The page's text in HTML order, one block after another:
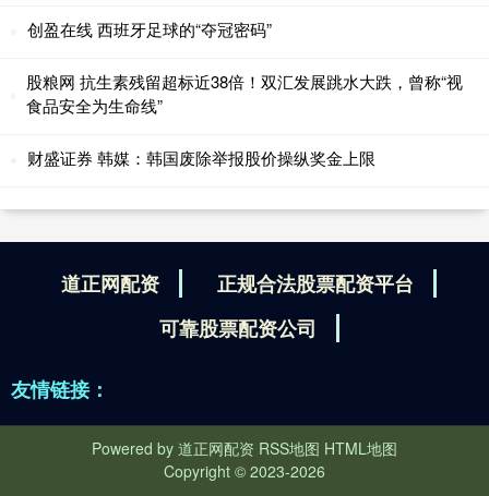
创盈在线 西班牙足球的“夺冠密码”
股粮网 抗生素残留超标近38倍！双汇发展跳水大跌，曾称“视
食品安全为生命线”
财盛证券 韩媒：韩国废除举报股价操纵奖金上限
道正网配资
正规合法股票配资平台
可靠股票配资公司
友情链接：
Powered by 道正网配资 RSS地图 HTML地图
Copyright © 2023-2026